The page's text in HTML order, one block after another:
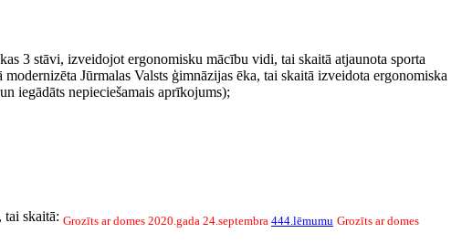
3 stāvi, izveidojot ergonomisku mācību vidi, tai skaitā atjaunota sporta
Jūrmalas Valsts ģimnāzijas ēka, tai skaitā izveidota ergonomiska
iegādāts nepieciešamais aprīkojums);
skaitā: Grozīts ar domes 2020.gada 24.septembra 444.lēmumu Grozīts ar domes